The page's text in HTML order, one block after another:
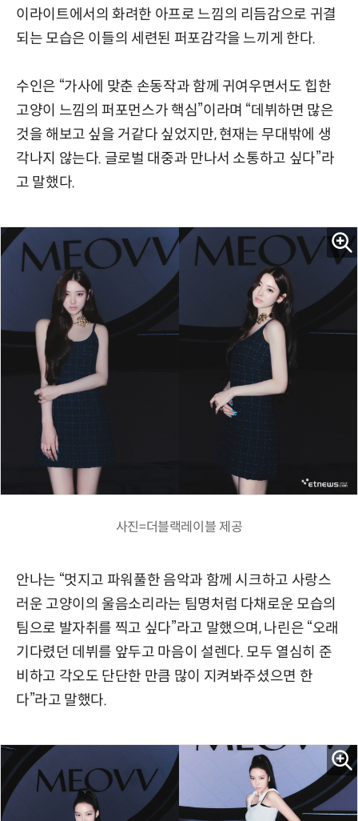
이라이트에서의 화려한 아프로 느낌의 리듬감으로 귀결
되는 모습은 이들의 세련된 퍼포감각을 느끼게 한다.
수인은 “가사에 맞춘 손동작과 함께 귀여우면서도 힙한
고양이 느낌의 퍼포먼스가 핵심”이라며 “데뷔하면 많은
것을 해보고 싶을 거같다 싶었지만, 현재는 무대밖에 생
각나지 않는다. 글로벌 대중과 만나서 소통하고 싶다”라
고 말했다.
사진=더블랙레이블 제공
안나는 “멋지고 파워풀한 음악과 함께 시크하고 사랑스
러운 고양이의 울음소리라는 팀명처럼 다채로운 모습의
팀으로 발자취를 찍고 싶다”라고 말했으며, 나린은 “오래
기다렸던 데뷔를 앞두고 마음이 설렌다. 모두 열심히 준
비하고 각오도 단단한 만큼 많이 지켜봐주셨으면 한
다”라고 말했다.